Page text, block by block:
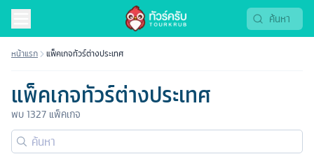
หน้าแรก แพ็คเกจทัวร์ต่างประเทศ
แพ็คเกจทัวร์ต่างประเทศ
พบ1327 แพ็คเกจ